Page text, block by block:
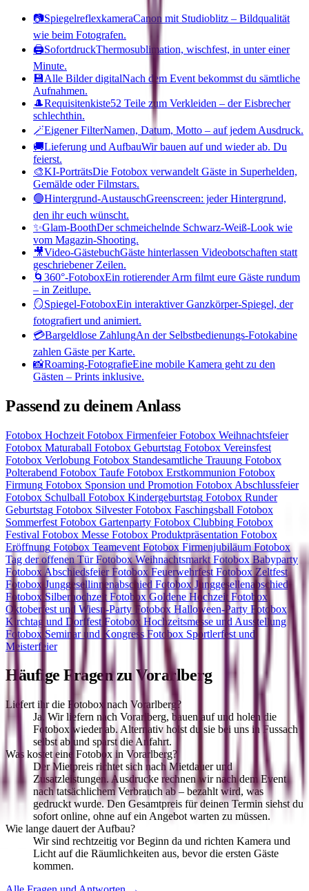
📷SpiegelreflexkameraCanon mit Studioblitz – Bildqualität
wie beim Fotografen.
🖨️SofortdruckThermosublimation, wischfest, in unter einer
Minute.
💾Alle Bilder digitalNach dem Event bekommst du sämtliche
Aufnahmen.
🎩Requisitenkiste52 Teile zum Verkleiden – der Eisbrecher
schlechthin.
🪄Eigener FilterNamen, Datum, Motto – auf jedem Ausdruck.
🚚Lieferung und AufbauWir bauen auf und wieder ab. Du
feierst.
🎨KI-PorträtsDie Fotobox verwandelt Gäste in Superhelden,
Gemälde oder Filmstars.
🟢Hintergrund-AustauschGreenscreen: jeder Hintergrund,
den ihr euch wünscht.
✨Glam-BoothDer schmeichelnde Schwarz-Weiß-Look wie
vom Magazin-Shooting.
🎥Video-GästebuchGäste hinterlassen Videobotschaften statt
geschriebener Zeilen.
🌀 360°-FotoboxEin rotierender Arm filmt eure Gäste rundum
– in Zeitlupe.
🪞Spiegel-FotoboxEin interaktiver Ganzkörper-Spiegel, der
fotografiert und animiert.
💳Bargeldlose ZahlungAn der Selbstbedienungs-Fotokabine
zahlen Gäste per Karte.
📸Roaming-FotografieEine mobile Kamera geht zu den
Gästen – Prints inklusive.
Passend zu deinem Anlass
Fotobox Hochzeit Fotobox Firmenfeier Fotobox Weihnachtsfeier
Fotobox Maturaball Fotobox Geburtstag Fotobox Vereinsfest
Fotobox Verlobung Fotobox Standesamtliche Trauung Fotobox
Polterabend Fotobox Taufe Fotobox Erstkommunion Fotobox
Firmung Fotobox Sponsion und Promotion Fotobox Abschlussfeier
Fotobox Schulball Fotobox Kindergeburtstag Fotobox Runder
Geburtstag Fotobox Silvester Fotobox Faschingsball Fotobox
Sommerfest Fotobox Gartenparty Fotobox Clubbing Fotobox
Festival Fotobox Messe Fotobox Produktpräsentation Fotobox
Eröffnung Fotobox Teamevent Fotobox Firmenjubiläum Fotobox
Tag der offenen Tür FotoboxWeihnachtsmarkt FotoboxBabyparty
FotoboxAbschiedsfeier Fotobox Feuerwehrfest FotoboxZeltfest
Fotobox Junggesellinnenabschied Fotobox Junggesellenabschied
Fotobox Silberhochzeit Fotobox Goldene Hochzeit Fotobox
Oktoberfest und Wiesn-Party Fotobox Halloween-Party Fotobox
Kirchtag und Dorffest FotoboxHochzeitsmesse und Ausstellung
Fotobox Seminar und Kongress Fotobox Sportlerfest und
Meisterfeier
Häufige Fragen zuVorarlberg
Liefert ihr die Fotobox nach Vorarlberg?
Ja. Wir liefern nach Vorarlberg, bauen auf und holen die
Fotobox wieder ab. Alternativ holst du sie bei uns in Fussach
selbst ab und sparst die Anfahrt.
Was kostet eine Fotobox in Vorarlberg?
Der Mietpreis richtet sich nach Mietdauer und
Zusatzleistungen. Ausdrucke rechnen wir nach dem Event
nach tatsächlichem Verbrauch ab – bezahlt wird, was
gedruckt wurde. Den Gesamtpreis für deinen Termin siehst du
sofort online, ohne auf ein Angebot warten zu müssen.
Wie lange dauert der Aufbau?
Wir sind rechtzeitig vor Beginn da und richten Kamera und
Licht auf die Räumlichkeiten aus, bevor die ersten Gäste
kommen.